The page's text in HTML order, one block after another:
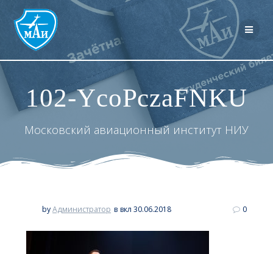
Перейти
контенту
102-YcoPczaFNKU
Московский авиационный институт НИУ
byАдминистратор в вкл 30.06.2018 0